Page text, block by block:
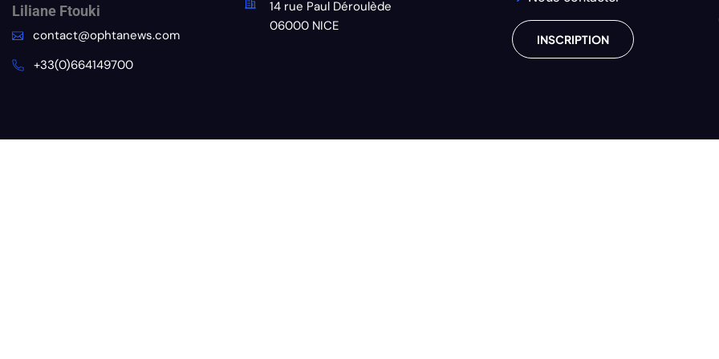
Liliane Ftouki
contact@ophtanews.com
+33(0)664149700
14 rue Paul Déroulède
06000 NICE
INSCRIPTION